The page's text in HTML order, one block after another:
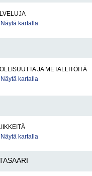
Näytä kartalla
JA METALLITÖITÄ
Näytä kartalla
Näytä kartalla